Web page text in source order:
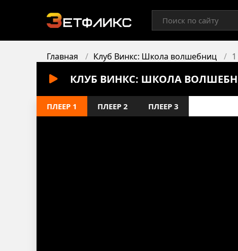
Главная Клуб Винкс: Школа волшебниц
КЛУБ ВИНКС: ШКОЛА
ПЛЕЕР 1 ПЛЕЕР 2 ПЛЕЕР 3